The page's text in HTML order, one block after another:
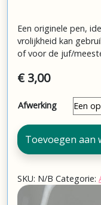
Een originele pen,
vrolijkheid kan
of voor de juf/
€3,00
Afwerking
Pen
aantal
Toevoegen aan
SKU: N/B Categorie: